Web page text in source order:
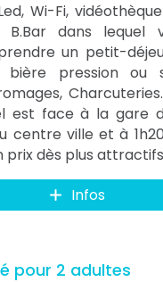
Wi-Fi,
dans lequel
un petit-
bière pression ou
est face à la gare
centre ville et à
prix dès plus
Infos
pour 2 adultes